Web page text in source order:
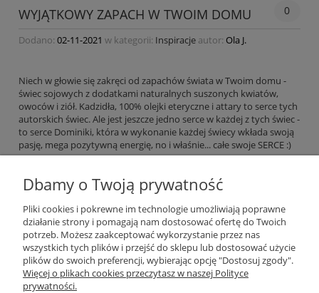
WYJĄTKOWY ZAPACH W TWOIM DOMU 0
Dodano: 02-11-2021 w kategorii: Inspiracje autor: Ola J.
Niech w głowie się zakręci od zapachów świata w Twoim domu -
świec sojowych z dodatkami naturalnych suszonych kwiatów,
owoców i ziół. Kadzidła, 100% olejki eteryczne i attary to serce tych
autorskich świec. Ale jest jeszcze jedno serce w każdej z tych świec -
to serce Dominiki, która w wykonanie każdej świecy wkłada swoją
pasję, mega pozytywną energię, no i właśnie... całe swoje SERCE :)
Pomoc
Moje konto
Dbamy o Twoją prywatność
Pliki cookies i pokrewne im technologie umożliwiają poprawne
działanie strony i pomagają nam dostosować ofertę do Twoich
potrzeb. Możesz zaakceptować wykorzystanie przez nas
wszystkich tych plików i przejść do sklepu lub dostosować użycie
plików do swoich preferencji, wybierając opcję "Dostosuj zgody".
Więcej o plikach cookies przeczytasz w naszej Polityce
prywatności.